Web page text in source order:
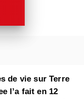
de vie sur Terre
l’a fait en 12